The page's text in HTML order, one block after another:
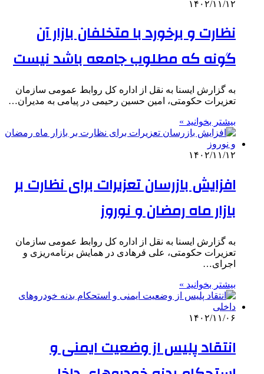
۱۴۰۲/۱۱/۱۲
نظارت و برخورد با متخلفان بازار آن
گونه که مطلوب جامعه باشد نیست
به گزارش ایسنا به نقل از اداره کل روابط عمومی سازمان
تعزیرات حکومتی، ‌امین حسین رحیمی در پیامی به مدیران…
بیشتر بخوانید »
۱۴۰۲/۱۱/۱۲
افزایش بازرسان تعزیرات برای نظارت بر
بازار ماه رمضان و نوروز
به گزارش ایسنا به نقل از اداره کل روابط عمومی سازمان
تعزیرات حکومتی، علی فرهادی در همایش برنامه‌ریزی و
اجرای…
بیشتر بخوانید »
۱۴۰۲/۱۱/۰۶
انتقاد پلیس از وضعیت ایمنی و